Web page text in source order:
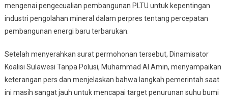
mengenai pengecualian pembangunan PLTU untuk kepentingan
industri pengolahan mineral dalam perpres tentang percepatan
pembangunan energi baru terbarukan.
Setelah menyerahkan surat permohonan tersebut, Dinamisator
Koalisi Sulawesi Tanpa Polusi, Muhammad Al Amin, menyampaikan
keterangan pers dan menjelaskan bahwa langkah pemerintah saat
ini masih sangat jauh untuk mencapai target penurunan suhu bumi